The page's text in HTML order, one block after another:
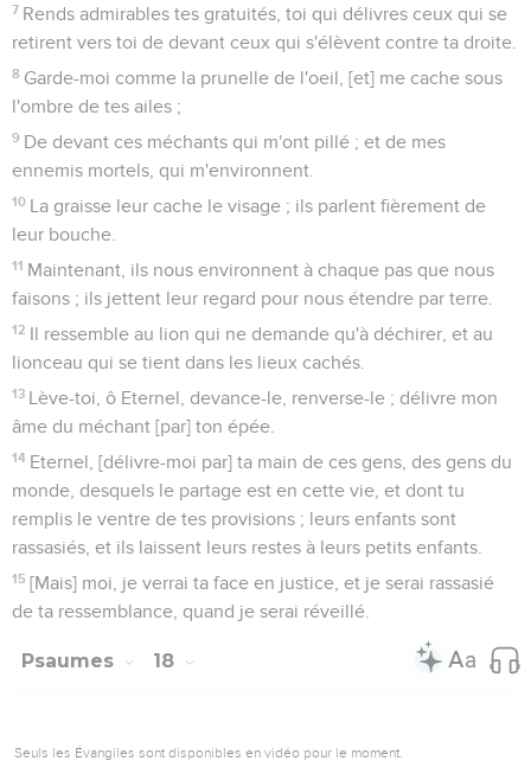
7 Rends admirables tes gratuités, toi qui délivres ceux qui se
retirent vers toi de devant ceux qui s'élèvent contre ta droite.
8 Garde-moi comme la prunelle de l'oeil, [et] me cache sous
l'ombre de tes ailes ;
9 De devant ces méchants qui m'ont pillé ; et de mes
ennemis mortels, qui m'environnent.
10 La graisse leur cache le visage ; ils parlent fièrement de
leur bouche.
11 Maintenant, ils nous environnent à chaque pas que nous
faisons ; ils jettent leur regard pour nous étendre par terre.
12 Il ressemble au lion qui ne demande qu'à déchirer, et au
lionceau qui se tient dans les lieux cachés.
13 Lève-toi, ô Eternel, devance-le, renverse-le ; délivre mon
âme du méchant [par] ton épée.
14 Eternel, [délivre-moi par] ta main de ces gens, des gens du
monde, desquels le partage est en cette vie, et dont tu
remplis le ventre de tes provisions ; leurs enfants sont
rassasiés, et ils laissent leurs restes à leurs petits enfants.
15 [Mais] moi, je verrai ta face en justice, et je serai rassasié
de ta ressemblance, quand je serai réveillé.
Psaumes 18
Seuls les Évangiles sont disponibles en vidéo pour le moment.